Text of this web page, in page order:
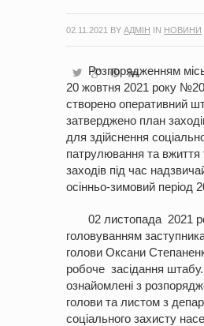
02.11.2021 BY АДМІН IN НОВИНИ
Розпорядженням
20 жовтня 2021 року
створено оперативний
затверджено план
для здійснення
патрулювання та вжиття
заходів під час
осінньо-зимовий період
02 листопада 2021
головуванням
голови Оксани
робоче засідання
ознайомлені з
голови та листом з
соціального захисту